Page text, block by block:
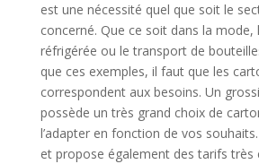
est une nécessité quel que soit le
concerné. Que ce soit dans la mode,
réfrigérée ou le transport de
que ces exemples, il faut que les
correspondent aux besoins. Un
possède un très grand choix de
l’adapter en fonction de vos
et propose également des tarifs très